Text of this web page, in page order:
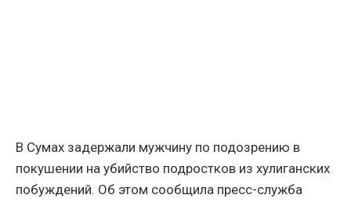
В Сумах задержали мужчину по подозрению в
покушении на убийство подростков из хулиганских
побуждений. Об этом сообщила пресс-служба